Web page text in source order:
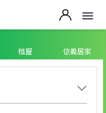
租屋 信義居家